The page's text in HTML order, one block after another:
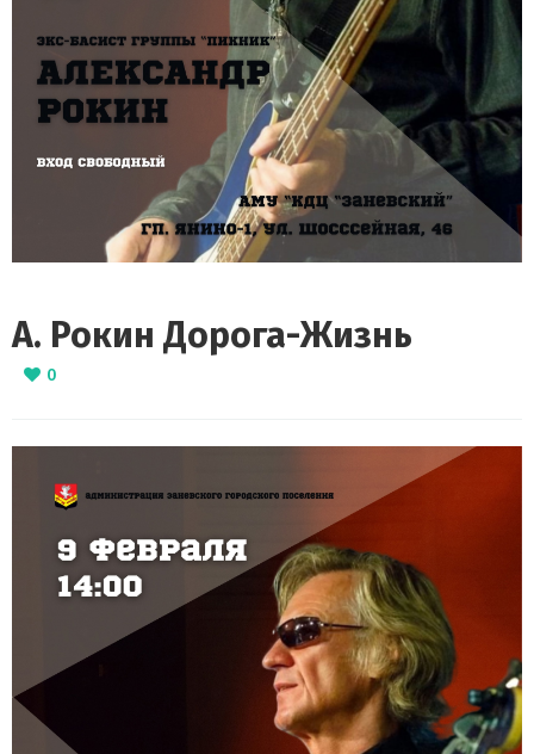
А. Рокин Дорога-Жизнь
0